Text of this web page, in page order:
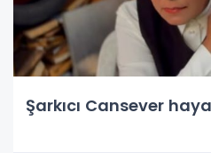
Şarkıcı Cansever